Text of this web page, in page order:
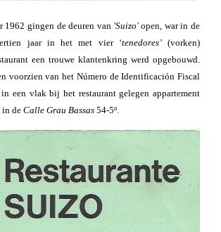
1962 gingen de deuren van 'Suizo'open, war in de
jaar in het met vier ‘tenedores’(vorken)
een trouwe klantenkring werd opgebouwd.
voorzien van het Número de Identificación Fiscal
een vlak bij het restaurant gelegen appartement
in de Calle Grau Bassas 54-5º.